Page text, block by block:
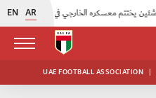
EN AR
اتحاد الكرة يُنظم ورشة عمل للمراقبين المعتمدين |
UAE FOOTBALL ASSOCIATION |